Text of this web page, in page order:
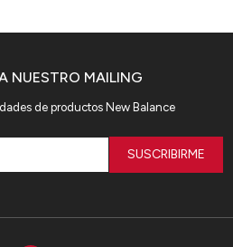
NUESTRO MAILING
de productos New Balance
SUSCRIBIRME